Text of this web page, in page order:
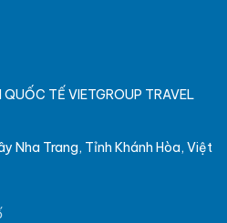
TẾ VIETGROUP TRAVEL
Nha Trang, Tỉnh Khánh Hòa, Việt